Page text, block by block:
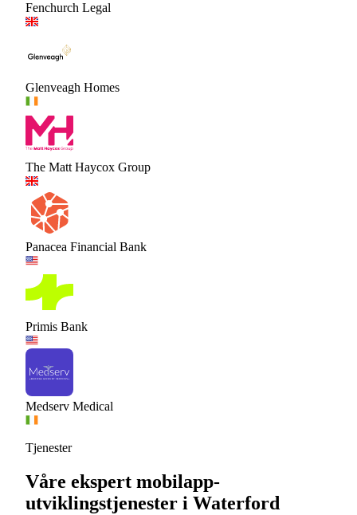
Fenchurch Legal
Glenveagh Homes
The Matt Haycox Group
Panacea Financial Bank
Primis Bank
Medserv Medical
Tjenester
Våre ekspert mobilapp-
utviklingstjenester i Waterford